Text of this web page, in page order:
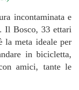
incontaminata e
Il Bosco, 33 ettari
la meta ideale per
in bicicletta,
amici, tante le